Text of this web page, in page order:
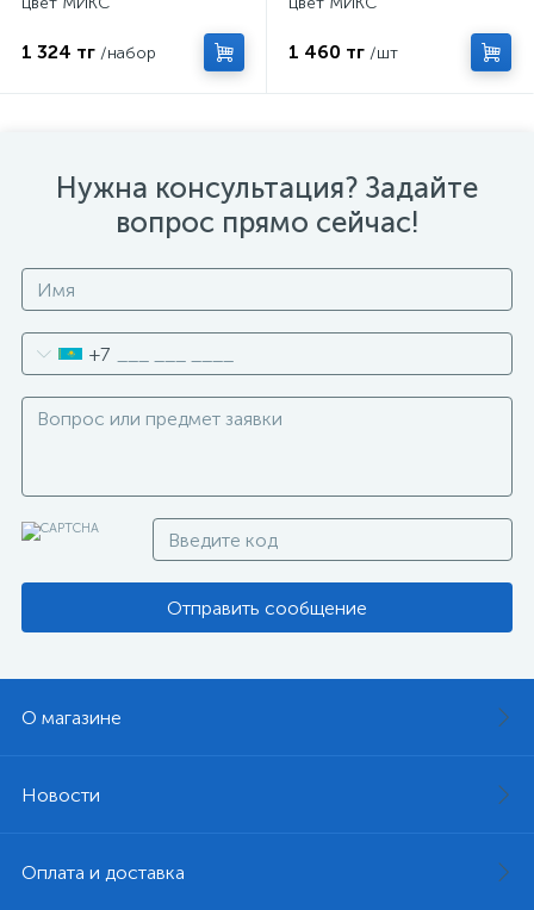
1 324 тг /набор 1 460 тг /шт
Нужна консультация? Задайте
вопрос прямо сейчас!
+7
Отправить сообщение
О магазине
Новости
Оплата и доставка